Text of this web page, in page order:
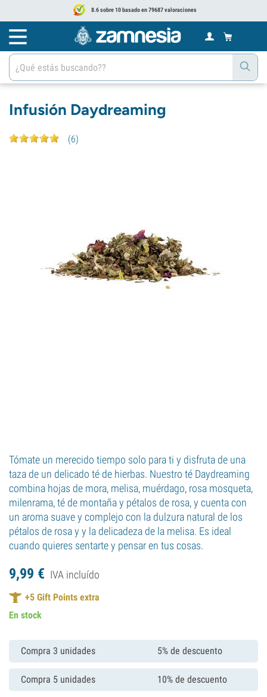
8.6 sobre 10 basado en 79687 valoraciones
Infusión Daydreaming
(6)
Tómate un merecido tiempo solo para ti y disfruta de una
taza de un delicado té de hierbas. Nuestro té Daydreaming
combina hojas de mora, melisa, muérdago, rosa mosqueta,
milenrama, té de montaña y pétalos de rosa, y cuenta con
un aroma suave y complejo con la dulzura natural de los
pétalos de rosa y y la delicadeza de la melisa. Es ideal
cuando quieres sentarte y pensar en tus cosas.
9,99 € IVA incluído
+5 Gift Points extra
En stock
Compra 3 unidades 5% de descuento
Compra 5 unidades 10% de descuento